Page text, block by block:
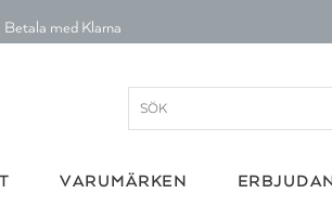
30 dagars retur
1-4 arbetsdagar
VARUMÄRKEN